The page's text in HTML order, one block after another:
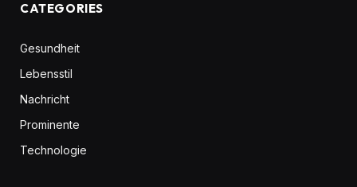
CATEGORIES
Gesundheit
Lebensstil
Nachricht
Prominente
Technologie